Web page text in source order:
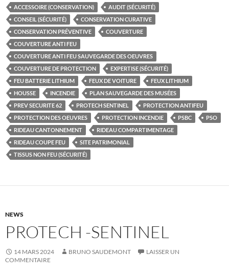
ACCESSOIRE (CONSERVATION)
AUDIT (SÉCURITÉ)
CONSEIL (SÉCURITÉ)
CONSERVATION CURATIVE
CONSERVATION PRÉVENTIVE
COUVERTURE
COUVERTURE ANTI FEU
COUVERTURE ANTI FEU SAUVEGARDE DES OEUVRES
COUVERTURE DE PROTECTION
EXPERTISE (SÉCURITÉ)
FEU BATTERIE LITHIUM
FEUX DE VOITURE
FEUX LITHIUM
HOUSSE
INCENDIE
PLAN SAUVEGARDE DES MUSÉES
PREV SECURITE 62
PROTECH SENTINEL
PROTECTION ANTIFEU
PROTECTION DES OEUVRES
PROTECTION INCENDIE PSBC
PSO
RIDEAU CANTONNEMENT
RIDEAU COMPARTIMENTAGE
RIDEAU COUPE FEU
SITE PATRIMONIAL
TISSUS NON FEU (SÉCURITÉ)
NEWS
PROTECH -SENTINEL
14 MARS 2024 BRUNO SAUDEMONT
LAISSER UN
COMMENTAIRE